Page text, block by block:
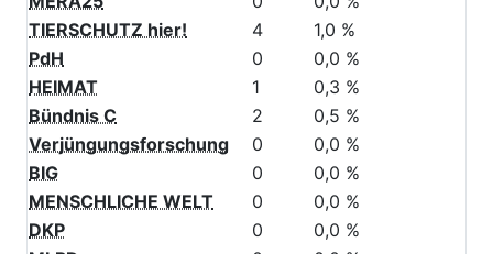
FAMILIE
1
0,3 %
MERA25
0
0,0 %
TIERSCHUTZ hier!
4
1,0 %
PdH
0
0,0 %
HEIMAT
1
0,3 %
Bündnis C
2
0,5 %
Verjüngungsforschung
0
0,0 %
BIG
0
0,0 %
MENSCHLICHE WELT
0
0,0 %